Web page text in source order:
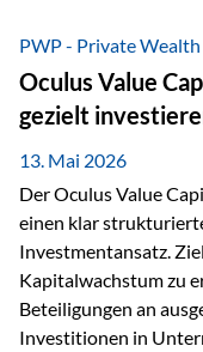
klassischer
Palladium zusätzlich
Entwicklungen zu
nur durch Anleger,
Gerade in…
PWP - Private
Oculus Value
gezielt
13. Mai 2026
Der Oculus Value
einen klar
Investmentansatz.
Kapitalwachstum zu
Beteiligungen an
Investitionen in